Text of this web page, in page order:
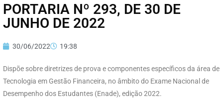
PORTARIA Nº 293, DE 30 DE
JUNHO DE 2022
30/06/2022 19:38
Dispõe sobre diretrizes de prova e componentes específicos da área de
Tecnologia em Gestão Financeira, no âmbito do Exame Nacional de
Desempenho dos Estudantes (Enade), edição 2022.